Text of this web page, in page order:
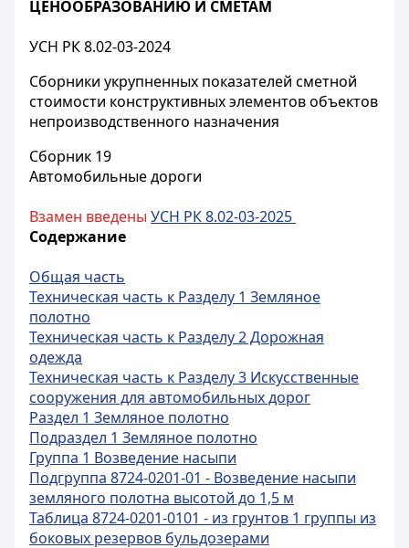
ЦЕНООБРАЗОВАНИЮ И СМЕТАМ
УСН РК 8.02-03-2024
Сборники укрупненных показателей сметной
стоимости конструктивных элементов объектов
непроизводственного назначения
Сборник 19
Автомобильные дороги
Взамен введены УСН РК 8.02-03-2025
Содержание
Общая часть
Техническая часть к Разделу 1 Земляное
полотно
Техническая часть к Разделу 2 Дорожная
одежда
Техническая часть к Разделу 3 Искусственные
сооружения для автомобильных дорог
Раздел 1 Земляное полотно
Подраздел 1 Земляное полотно
Группа 1 Возведение насыпи
Подгруппа 8724-0201-01 - Возведение насыпи
земляного полотна высотой до 1,5 м
Таблица 8724-0201-0101 - из грунтов 1 группы из
боковых резервов бульдозерами